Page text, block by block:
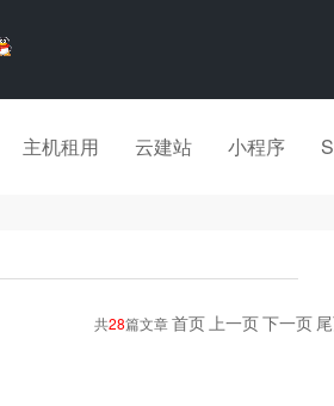
主机租用 云建站 小程序
共28篇文章首页上一页下一页